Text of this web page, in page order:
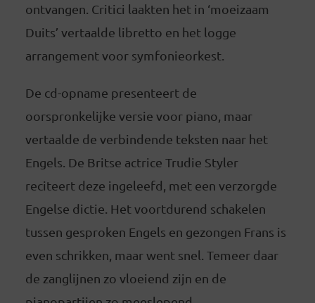
ontvangen. Critici laakten het in ‘moeizaam
Duits’ vertaalde libretto en het logge
arrangement voor symfonieorkest.
De cd-opname presenteert de
oorspronkelijke versie voor piano, maar
vertaalde de verbindende teksten naar het
Engels. De Britse actrice Trudie Styler
reciteert deze ingeleefd, met een verzorgde
Engelse dictie. Het voortdurend schakelen
tussen gesproken Engels en gezongen Frans is
even schrikken, maar went snel. Temeer daar
de zanglijnen zo vloeiend zijn en de